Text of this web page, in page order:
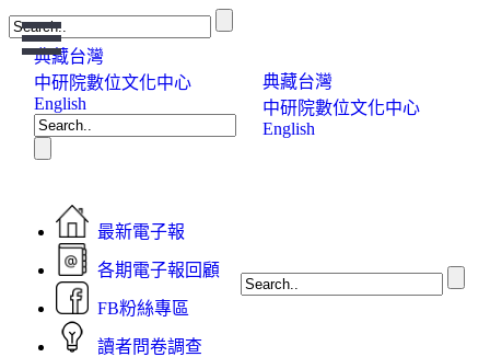
Open
Menu
典藏台灣
中研院數位文化中心
English
典藏台灣
中研院數位文化中心
English
最新電子報
各期電子報回顧
FB粉絲專區
讀者問卷調查